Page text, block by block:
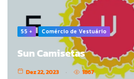
55 + Comércio de Vestuário
Sun Camisetas
Dez 22, 2023 1867